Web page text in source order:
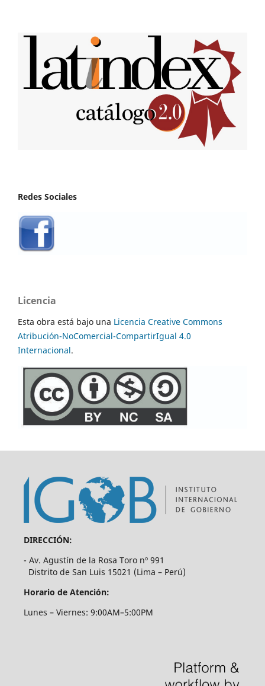
Redes Sociales
Licencia
Esta obra está bajo una Licencia Creative Commons
Atribución-NoComercial-CompartirIgual 4.0
Internacional.
DIRECCIÓN:
- Av. Agustín de la Rosa Toro nº 991
Distrito de San Luis 15021 (Lima – Perú)
Horario de Atención:
Lunes – Viernes: 9:00AM–5:00PM